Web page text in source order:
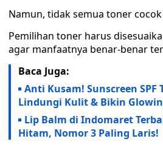
Namun, tidak semua toner
Pemilihan toner harus
agar manfaatnya benar-benar
Baca Juga:
Anti Kusam! Sunscreen
Lindungi Kulit & Bikin
Lip Balm di Indomaret
Hitam, Nomor 3 Paling Laris!